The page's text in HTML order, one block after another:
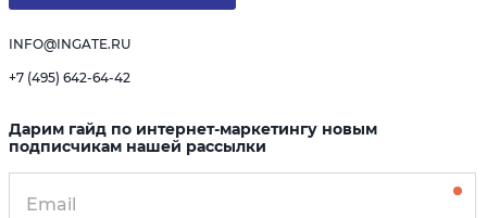
INFO@INGATE.RU
+7 (495) 642-64-42
Дарим гайд по интернет-маркетингу новым
подписчикам нашей рассылки